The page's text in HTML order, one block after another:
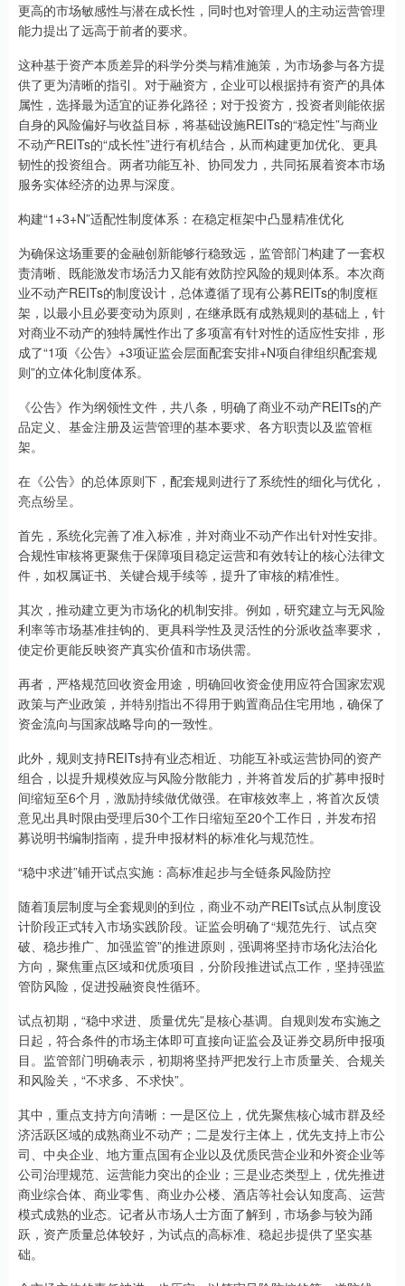
更高的市场敏感性与潜在成长性，同时也对管理人的主动运营管理
能力提出了远高于前者的要求。
这种基于资产本质差异的科学分类与精准施策，为市场参与各方提
供了更为清晰的指引。对于融资方，企业可以根据持有资产的具体
属性，选择最为适宜的证券化路径；对于投资方，投资者则能依据
自身的风险偏好与收益目标，将基础设施REITs的“稳定性”与商业
不动产REITs的“成长性”进行有机结合，从而构建更加优化、更具
韧性的投资组合。两者功能互补、协同发力，共同拓展着资本市场
服务实体经济的边界与深度。
构建“1+3+N”适配性制度体系：在稳定框架中凸显精准优化
为确保这场重要的金融创新能够行稳致远，监管部门构建了一套权
责清晰、既能激发市场活力又能有效防控风险的规则体系。本次商
业不动产REITs的制度设计，总体遵循了现有公募REITs的制度框
架，以最小且必要变动为原则，在继承既有成熟规则的基础上，针
对商业不动产的独特属性作出了多项富有针对性的适应性安排，形
成了“1项《公告》+3项证监会层面配套安排+N项自律组织配套规
则”的立体化制度体系。
《公告》作为纲领性文件，共八条，明确了商业不动产REITs的产
品定义、基金注册及运营管理的基本要求、各方职责以及监管框
架。
在《公告》的总体原则下，配套规则进行了系统性的细化与优化，
亮点纷呈。
首先，系统化完善了准入标准，并对商业不动产作出针对性安排。
合规性审核将更聚焦于保障项目稳定运营和有效转让的核心法律文
件，如权属证书、关键合规手续等，提升了审核的精准性。
其次，推动建立更为市场化的机制安排。例如，研究建立与无风险
利率等市场基准挂钩的、更具科学性及灵活性的分派收益率要求，
使定价更能反映资产真实价值和市场供需。
再者，严格规范回收资金用途，明确回收资金使用应符合国家宏观
政策与产业政策，并特别指出不得用于购置商品住宅用地，确保了
资金流向与国家战略导向的一致性。
此外，规则支持REITs持有业态相近、功能互补或运营协同的资产
组合，以提升规模效应与风险分散能力，并将首发后的扩募申报时
间缩短至6个月，激励持续做优做强。在审核效率上，将首次反馈
意见出具时限由受理后30个工作日缩短至20个工作日，并发布招
募说明书编制指南，提升申报材料的标准化与规范性。
“稳中求进”铺开试点实施：高标准起步与全链条风险防控
随着顶层制度与全套规则的到位，商业不动产REITs试点从制度设
计阶段正式转入市场实践阶段。证监会明确了“规范先行、试点突
破、稳步推广、加强监管”的推进原则，强调将坚持市场化法治化
方向，聚焦重点区域和优质项目，分阶段推进试点工作，坚持强监
管防风险，促进投融资良性循环。
试点初期，“稳中求进、质量优先”是核心基调。自规则发布实施之
日起，符合条件的市场主体即可直接向证监会及证券交易所申报项
目。监管部门明确表示，初期将坚持严把发行上市质量关、合规关
和风险关，“不求多、不求快”。
其中，重点支持方向清晰：一是区位上，优先聚焦核心城市群及经
济活跃区域的成熟商业不动产；二是发行主体上，优先支持上市公
司、中央企业、地方重点国有企业以及优质民营企业和外资企业等
公司治理规范、运营能力突出的企业；三是业态类型上，优先推进
商业综合体、商业零售、商业办公楼、酒店等社会认知度高、运营
模式成熟的业态。记者从市场人士方面了解到，市场参与较为踊
跃，资产质量总体较好，为试点的高标准、稳起步提供了坚实基
础。